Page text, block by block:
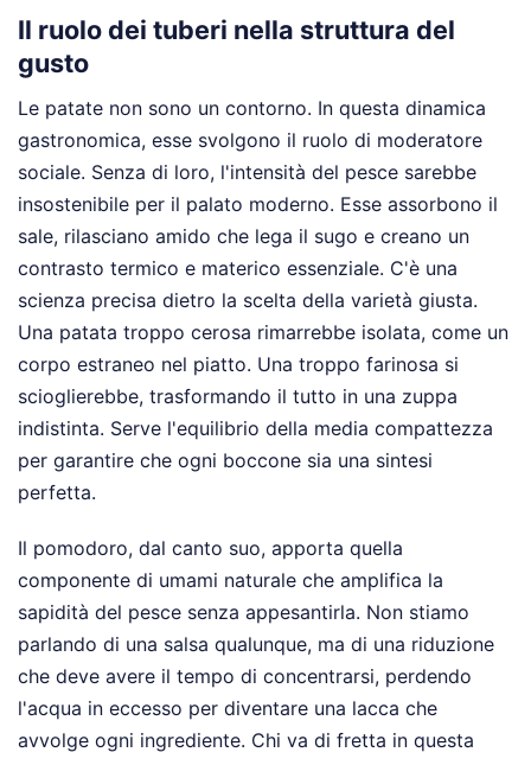
Il ruolo dei tuberi nella struttura del
gusto
Le patate non sono un contorno. In questa dinamica
gastronomica, esse svolgono il ruolo di moderatore
sociale. Senza di loro, l'intensità del pesce sarebbe
insostenibile per il palato moderno. Esse assorbono il
sale, rilasciano amido che lega il sugo e creano un
contrasto termico e materico essenziale. C'è una
scienza precisa dietro la scelta della varietà giusta.
Una patata troppo cerosa rimarrebbe isolata, come un
corpo estraneo nel piatto. Una troppo farinosa si
scioglierebbe, trasformando il tutto in una zuppa
indistinta. Serve l'equilibrio della media compattezza
per garantire che ogni boccone sia una sintesi
perfetta.
Il pomodoro, dal canto suo, apporta quella
componente di umami naturale che amplifica la
sapidità del pesce senza appesantirla. Non stiamo
parlando di una salsa qualunque, ma di una riduzione
che deve avere il tempo di concentrarsi, perdendo
l'acqua in eccesso per diventare una lacca che
avvolge ogni ingrediente. Chi va di fretta in questa